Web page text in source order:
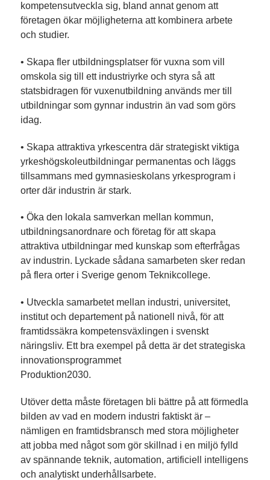
kompetensutveckla sig, bland annat genom att
företagen ökar möjligheterna att kombinera arbete
och studier.
• Skapa fler utbildningsplatser för vuxna som vill
omskola sig till ett industriyrke och styra så att
statsbidragen för vuxenutbildning används mer till
utbildningar som gynnar industrin än vad som görs
idag.
• Skapa attraktiva yrkescentra där strategiskt viktiga
yrkeshögskoleutbildningar permanentas och läggs
tillsammans med gymnasieskolans yrkesprogram i
orter där industrin är stark.
• Öka den lokala samverkan mellan kommun,
utbildningsanordnare och företag för att skapa
attraktiva utbildningar med kunskap som efterfrågas
av industrin. Lyckade sådana samarbeten sker redan
på flera orter i Sverige genom Teknikcollege.
• Utveckla samarbetet mellan industri, universitet,
institut och departement på nationell nivå, för att
framtidssäkra kompetensväxlingen i svenskt
näringsliv. Ett bra exempel på detta är det strategiska
innovationsprogrammet
Produktion2030.
Utöver detta måste företagen bli bättre på att förmedla
bilden av vad en modern industri faktiskt är –
nämligen en framtidsbransch med stora möjligheter
att jobba med något som gör skillnad i en miljö fylld
av spännande teknik, automation, artificiell intelligens
och analytiskt underhållsarbete.